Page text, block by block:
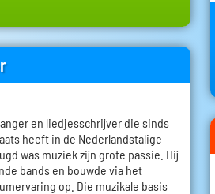
en liedjesschrijver die sinds
heeft in de Nederlandstalige
was muziek zijn grote passie. Hij
bands en bouwde via het
op. Die muzikale basis